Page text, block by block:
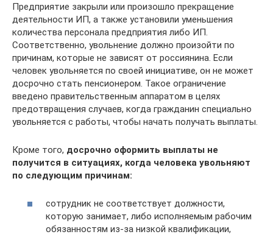
Предприятие закрыли или произошло прекращение
деятельности ИП, а также установили уменьшения
количества персонала предприятия либо ИП.
Соответственно, увольнение должно произойти по
причинам, которые не зависят от россиянина. Если
человек увольняется по своей инициативе, он не может
досрочно стать пенсионером. Такое ограничение
введено правительственным аппаратом в целях
предотвращения случаев, когда гражданин специально
увольняется с работы, чтобы начать получать выплаты.
Кроме того, досрочно оформить выплаты не
получится в ситуациях, когда человека увольняют
по следующим причинам:
сотрудник не соответствует должности,
которую занимает, либо исполняемым рабочим
обязанностям из-за низкой квалификации,